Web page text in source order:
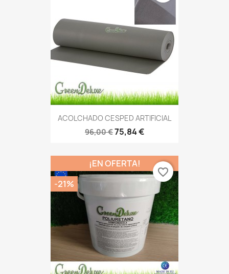
ACOLCHADO CESPED ARTIFICIAL
96,00 €75,84 €
¡EN OFERTA!
-21%
favorite_border